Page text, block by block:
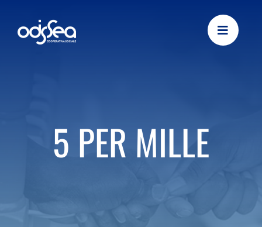
content
5 PER MILLE